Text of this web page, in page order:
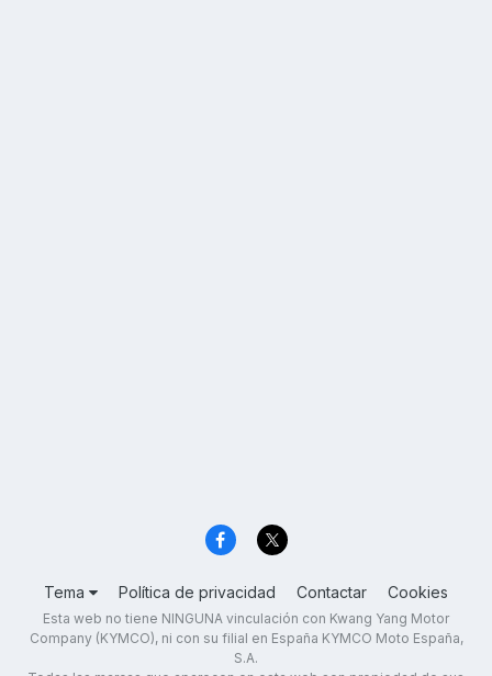
Tema Política de privacidad Contactar Cookies
Esta web no tiene NINGUNA vinculación con Kwang Yang Motor
Company (KYMCO), ni con su filial en España KYMCO Moto España,
S.A.